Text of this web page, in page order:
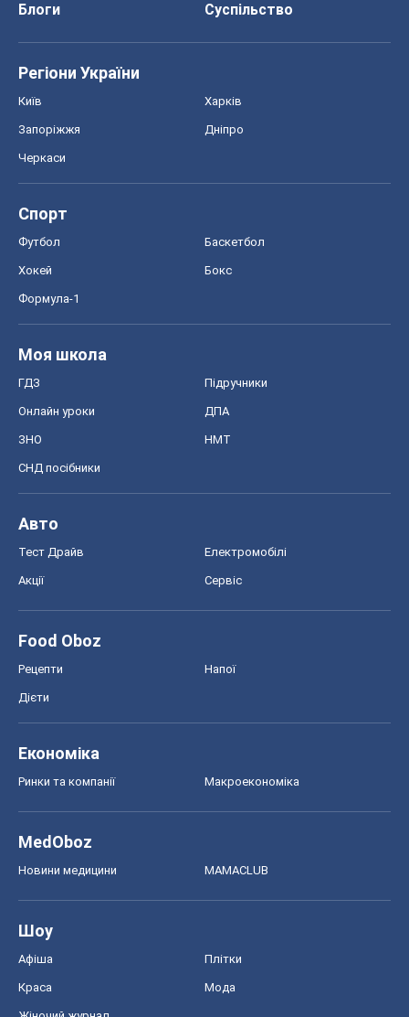
Блоги
Суспільство
Регіони України
Київ Харків
Запоріжжя Дніпро
Черкаси
Спорт
Футбол Баскетбол
Хокей Бокс
Формула-1
Моя школа
ГДЗ Підручники
Онлайн уроки ДПА
ЗНО НМТ
СНД посібники
Авто
Тест Драйв Електромобілі
Акції Сервіс
Food Oboz
Рецепти Напої
Дієти
Економіка
Ринки та компанії Макроекономіка
MedOboz
Новини медицини MAMACLUB
Шоу
Афіша Плітки
Краса Мода